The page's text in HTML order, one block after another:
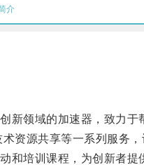
介
领域的加速器，致力于
源共享等一系列服务，
培训课程，为创新者提